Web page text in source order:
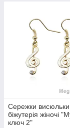
Сережки висюльки
біжутерія жіночі
ключ 2"